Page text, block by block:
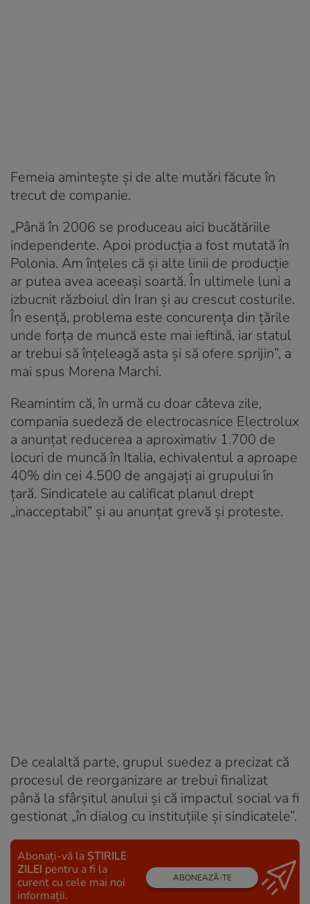
Femeia amintește și de alte mutări făcute în
trecut de companie.
„Până în 2006 se produceau aici bucătăriile
independente. Apoi producția a fost mutată în
Polonia. Am înțeles că și alte linii de producție
ar putea avea aceeași soartă. În ultimele luni a
izbucnit războiul din Iran și au crescut costurile.
În esență, problema este concurența din țările
unde forța de muncă este mai ieftină, iar statul
ar trebui să înțeleagă asta și să ofere sprijin”, a
mai spus Morena Marchi.
Reamintim că, în urmă cu doar câteva zile,
compania suedeză de electrocasnice Electrolux
a anunțat reducerea a aproximativ 1.700 de
locuri de muncă în Italia, echivalentul a aproape
40% din cei 4.500 de angajați ai grupului în
țară. Sindicatele au calificat planul drept
„inacceptabil” și au anunțat grevă și proteste.
De cealaltă parte, grupul suedez a precizat că
procesul de reorganizare ar trebui finalizat
până la sfârșitul anului și că impactul social va fi
gestionat „în dialog cu instituțiile și sindicatele”.
Abonați-vă la ȘTIRILE
ZILEI pentru a fi la
curent cu cele mai noi
informații.
ABONEAZĂ-TE